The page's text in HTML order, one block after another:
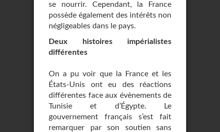
se nourrir. Cependant, la France
possède également des intérêts non
négligeables dans le pays.
Deux histoires impérialistes
différentes
On a pu voir que la France et les
États-Unis ont eu des réactions
différentes face aux évènements de
Tunisie et d’Égypte. Le
gouvernement français s’est fait
remarquer par son soutien sans